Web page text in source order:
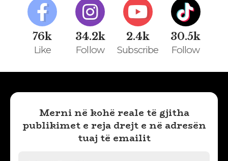
76k
Like
34.2k
Follow
2.4k
Subscribe
30.5k
Follow
Merni në kohë reale të gjitha
publikimet e reja drejt e në adresën
tuaj të emailit